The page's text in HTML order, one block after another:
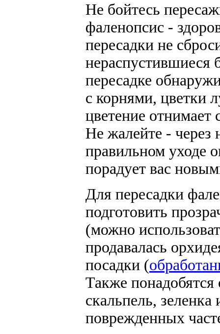
Не бойтесь
фаленопсис -
пересадки не
нераспустившиеся
пересадке
с корнями, цветки
цветение отнимает
Не жалейте - через
правильном уходе
порадует вас
Для пересадки
подготовить
(можно
продавалась
посадки (
Также
скальпель,
поврежденных